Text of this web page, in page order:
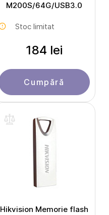
M200S/64G/USB3.0
Stoc limitat
184 lei
Cumpără
Hikvision Memorie flash